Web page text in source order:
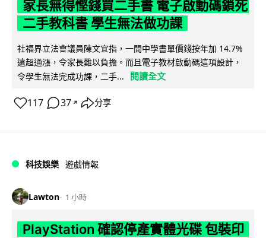
家長無得慳錢買二手書 電子啟動碼鎖死
二手教科書 學生無法做功課
社福界立法會議員陳文宜指，一間中學書單價錢按年加 14.7%
遠超通漲，令家長難以負擔。而且電子教材啟動碼這項設計，
令學生無法完成功課，二手...
閱讀全文
117 37 ↗ 分享
科技娛樂 遊戲情報
Lawton 1 小時
PlayStation 確認停產實體光碟 包裝印